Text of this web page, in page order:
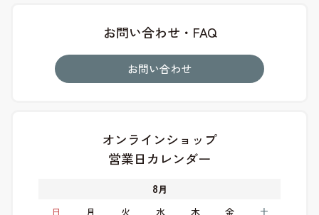
お問い合わせ・FAQ
お問い合わせ
オンラインショップ
営業日カレンダー
8月
日
月 火 水 木 金 土